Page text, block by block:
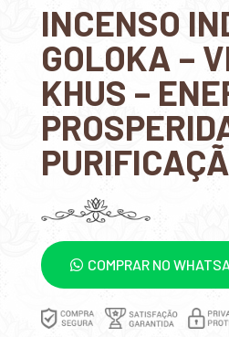
INCENSO
GOLOKA –
KHUS –
COMPRAR NO